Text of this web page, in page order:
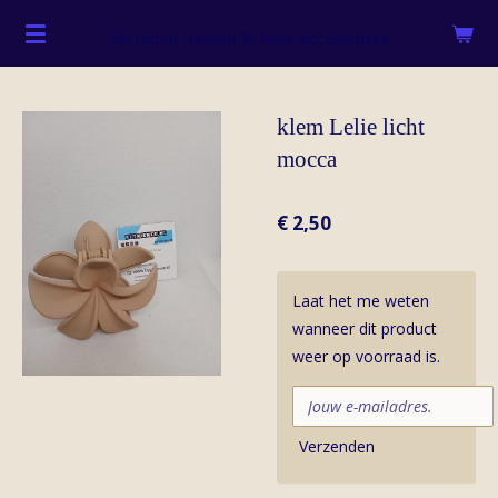
Ga
klem Lelie licht
mocca
€ 2,50
Laat het me weten
wanneer dit product
weer op voorraad is.
Verzenden